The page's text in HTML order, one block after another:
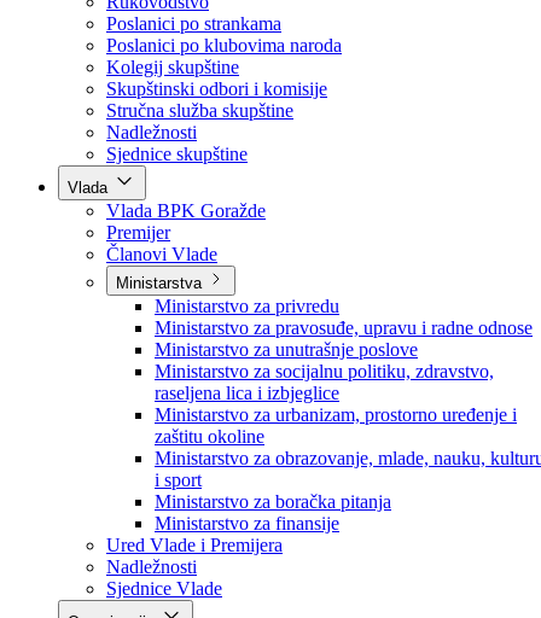
Skupština
Skupština BPK Goražde
Rukovodstvo
Poslanici po strankama
Poslanici po klubovima naroda
Kolegij skupštine
Skupštinski odbori i komisije
Stručna služba skupštine
Nadležnosti
Sjednice skupštine
Vlada
Vlada BPK Goražde
Premijer
Članovi Vlade
Ministarstva
Ministarstvo za privredu
Ministarstvo za pravosuđe, upravu i radne odnose
Ministarstvo za unutrašnje poslove
Ministarstvo za socijalnu politiku, zdravstvo,
raseljena lica i izbjeglice
Ministarstvo za urbanizam, prostorno uređenje i
zaštitu okoline
Ministarstvo za obrazovanje, mlade, nauku,
i sport
Ministarstvo za boračka pitanja
Ministarstvo za finansije
Ured Vlade i Premijera